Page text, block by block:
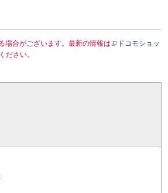
場合がございます。最新の情報は
ドコモショッ
ださい。